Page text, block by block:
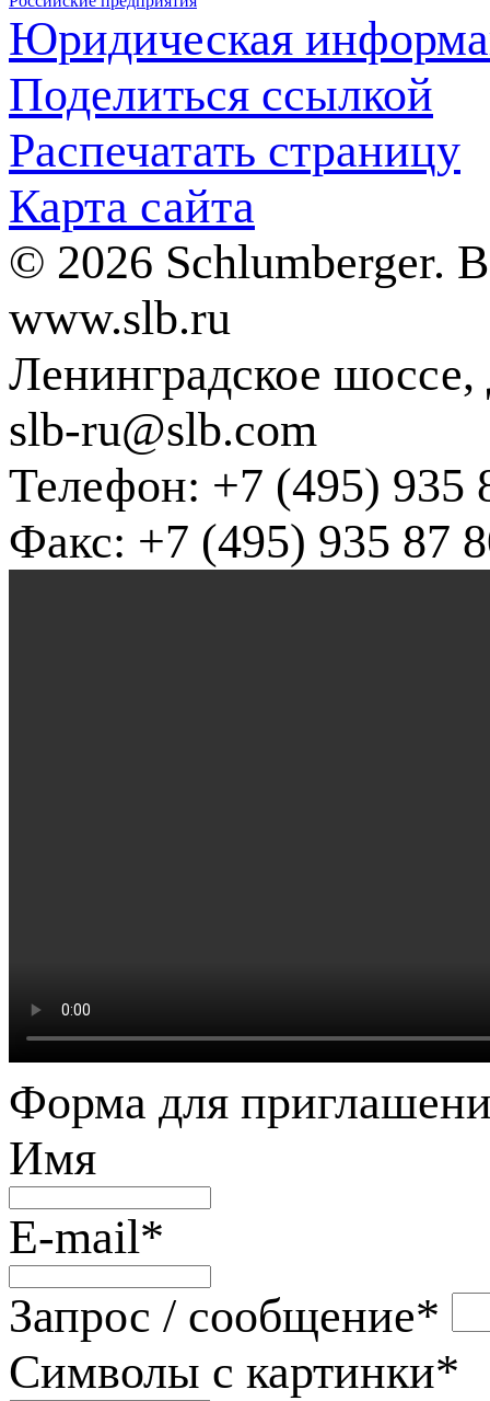
Юридическая
Поделиться ссылкой
Распечатать страницу
Карта сайта
© 2026 Schlumberger.
www.slb.ru
Ленинградское
slb-ru@slb.com
Телефон: +7 (495) 935
Факс: +7 (495) 935 87
Форма для
Имя
E-mail*
Запрос / сообщение*
Символы с картинки*